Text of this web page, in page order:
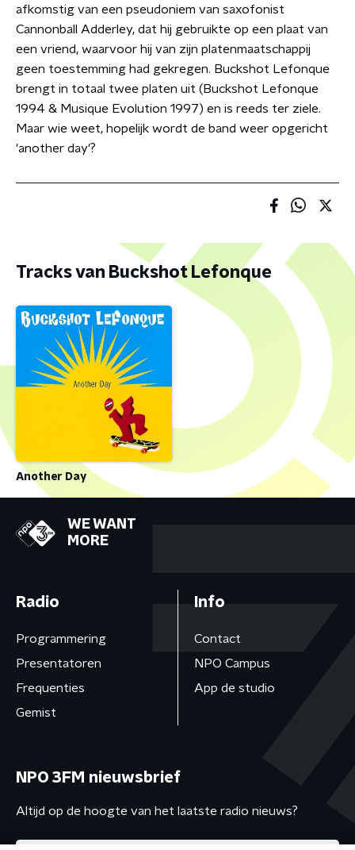
afkomstig van een pseudoniem van saxofonist
Cannonball Adderley, dat hij gebruikte op een plaat van
een vriend, waarvoor hij van zijn platenmaatschappij
geen toestemming had gekregen. Buckshot Lefonque
brengt in totaal twee platen uit (Buckshot Lefonque
1994 & Musique Evolution 1997) en is reeds ter ziele.
Maar wie weet, hopelijk wordt de band weer opgericht
'another day'?
Tracks van Buckshot Lefonque
Another Day
WE WANT
MORE
Radio
Programmering
Presentatoren
Frequenties
Gemist
Info
Contact
NPO Campus
App de studio
NPO 3FM nieuwsbrief
Altijd op de hoogte van het laatste radio nieuws?